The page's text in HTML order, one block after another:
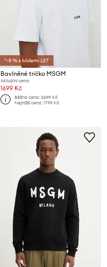
*-5 % s kódem: LST
Bavlněné tričko MSGM
Aktuální cena:
1699 Kč
Běžná cena:2699 Kč
Nejnižší cena:1799 Kč